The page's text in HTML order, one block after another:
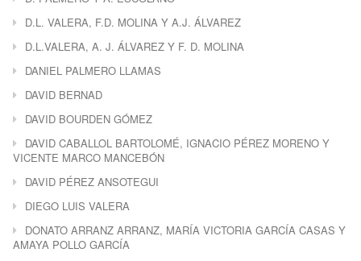
D.L. VALERA, F.D. MOLINA Y A.J. ÁLVAREZ
D.L.VALERA, A. J. ÁLVAREZ Y F. D. MOLINA
DANIEL PALMERO LLAMAS
DAVID BERNAD
DAVID BOURDEN GÓMEZ
DAVID CABALLOL BARTOLOMÉ, IGNACIO PÉREZ MORENO Y
VICENTE MARCO MANCEBÓN
DAVID PÉREZ ANSOTEGUI
DIEGO LUIS VALERA
DONATO ARRANZ ARRANZ, MARÍA VICTORIA GARCÍA CASAS Y
AMAYA POLLO GARCÍA